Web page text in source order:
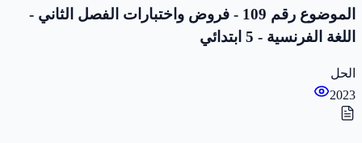
الموضوع رقم 109 - فروض واختبارات الفصل الثاني -
اللغة الفرنسية - 5 ابتدائي
الحل
2023